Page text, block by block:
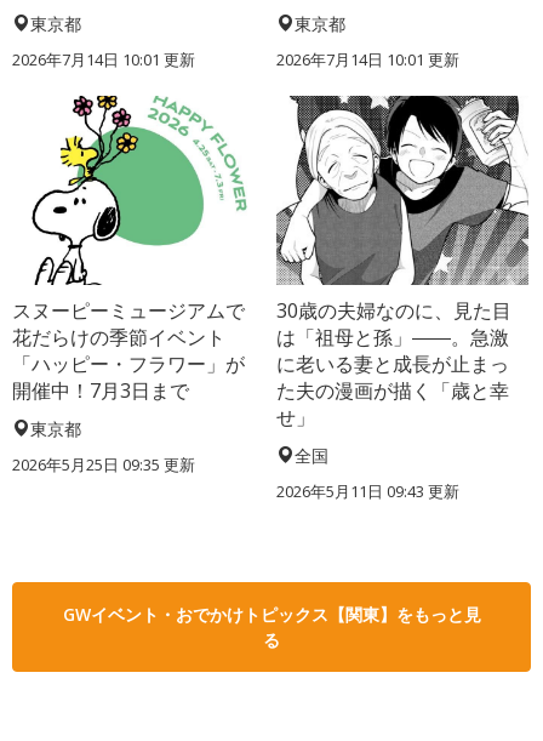
東京都
2026年7月14日 10:01 更新
東京都
2026年7月14日 10:01 更新
スヌーピーミュージアムで
花だらけの季節イベント
「ハッピー・フラワー」が
開催中！7月3日まで
東京都
2026年5月25日 09:35 更新
30歳の夫婦なのに、見た目
は「祖母と孫」――。急激
に老いる妻と成長が止まっ
た夫の漫画が描く「歳と幸
せ」
全国
2026年5月11日 09:43 更新
GWイベント・おでかけトピックス【関東】をもっと見
る